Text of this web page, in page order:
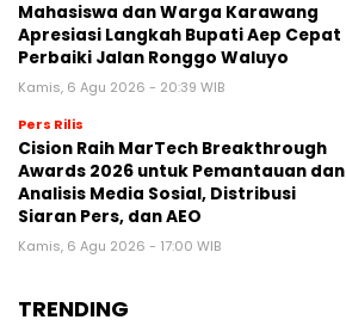
Mahasiswa dan Warga Karawang
Apresiasi Langkah Bupati Aep Cepat
Perbaiki Jalan Ronggo Waluyo
Kamis, 6 Agu 2026 - 20:39 WIB
Pers Rilis
Cision Raih MarTech Breakthrough
Awards 2026 untuk Pemantauan dan
Analisis Media Sosial, Distribusi
Siaran Pers, dan AEO
Kamis, 6 Agu 2026 - 17:00 WIB
TRENDING